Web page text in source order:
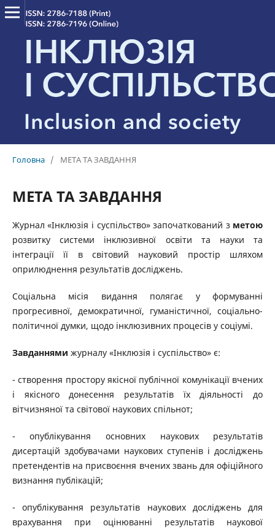
Головна / МЕТА ТА ЗАВДАННЯ
МЕТА ТА ЗАВДАННЯ
Журнал «Інклюзія і суспільство» започаткований з метою
розвитку системи інклюзивної освіти та науки та
інтеграції її в світовий науковий простір шляхом
оприлюднення результатів досліджень.
Соціальна місія видання полягає у формуванні
прогресивної, демократичної, гуманістичної, соціально-
політичної думки, щодо інклюзивних процесів у соціумі.
Завданнями журналу «Інклюзія і суспільство» є:
- створення простору якісної публічної комунікації вчених
і якісного донесення результатів їх діяльності до
вітчизняної та світової наукових спільнот;
- опублікування основних наукових результатів
дисертацій здобувачами наукових ступенів і досліджень
претендентів на присвоєння вчених звань для офіційного
визнання публікацій;
- опублікування результатів наукових досліджень для
врахування при оцінюванні результатів наукової